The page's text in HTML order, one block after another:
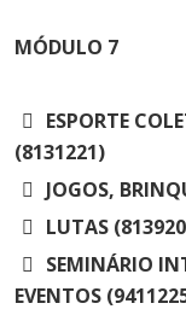
MÓDULO 7
ESPORTE
(8131221)
JOGOS,
LUTAS
SEMINÁRIO
EVENTOS